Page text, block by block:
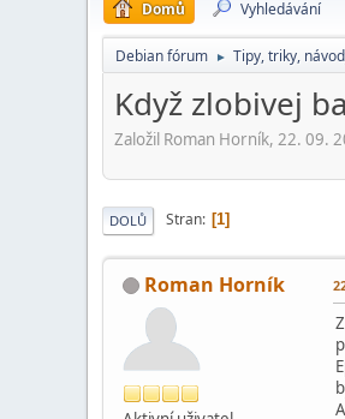
Domů Vyhledávání
Debian fórum ► Tipy, triky,
Když zlobivej
Založil Roman Horník, 22. 09.
DOLŮ Stran 1
Roman Horník